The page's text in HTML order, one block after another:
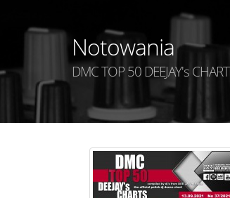
Notowania
DMC TOP 50 DEEJAY's CHART